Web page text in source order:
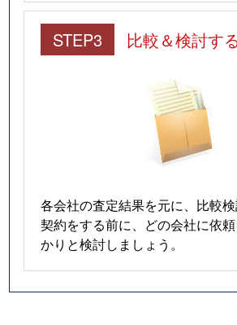
STEP3 比較＆検討す
各会社の査定結果を元に、比較検
契約をする前に、どの会社に依
かりと検討しましょう。